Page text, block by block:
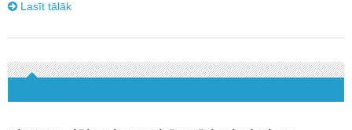
Lasīt tālāk